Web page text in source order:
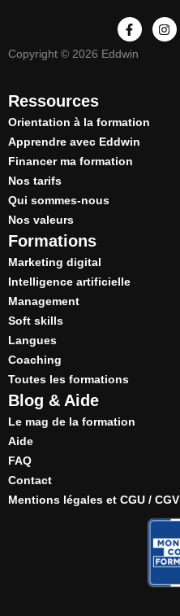
Copyright © 2026 Eddwin
Ressources
Orientation à la formation
Apprendre avec Eddwin
Financer ma formation
Nos tarifs
Qui sommes-nous
Nos valeurs
Formations
Marketing digital
Intelligence artificielle
Management
Soft skills
Langues
Coaching
Toutes les formations
Blog & Aide
Le mag de la formation
Aide
FAQ
Contact
Mentions légales et CGU / CGV